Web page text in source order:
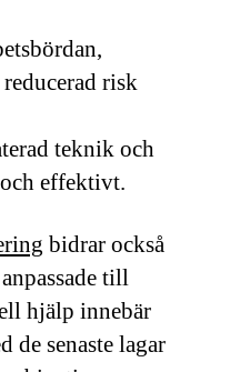
risk
teknik och
effektivt.
bidrar också
till
hjälp innebär
de senaste lagar